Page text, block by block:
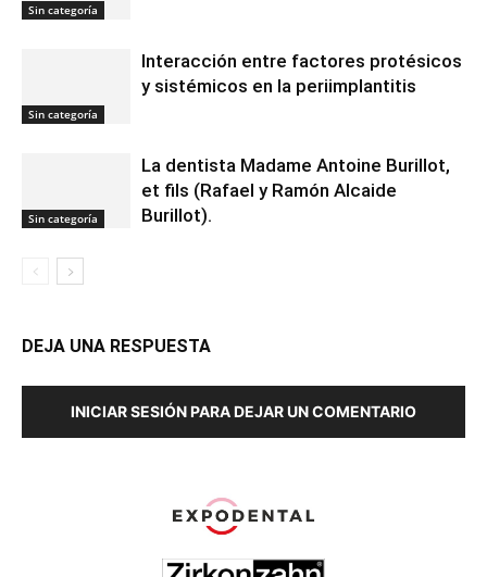
Sin categoría
Sin categoría
Interacción entre factores protésicos
y sistémicos en la periimplantitis
Sin categoría
La dentista Madame Antoine Burillot,
et fils (Rafael y Ramón Alcaide
Burillot).
DEJA UNA RESPUESTA
INICIAR SESIÓN PARA DEJAR UN COMENTARIO